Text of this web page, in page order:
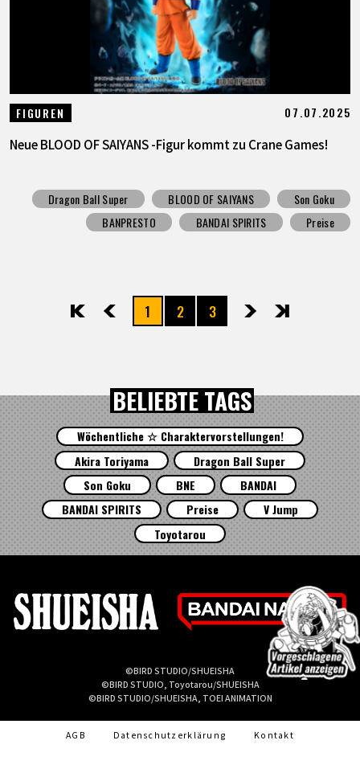
FIGUREN 07.07.2025
Neue BLOOD OF SAIYANS -Figur kommt zu Crane Games!
Dragon Ball Super BLOOD OF SAIYANS
Son Goku
BANPRESTO
BANDAI SPIRITS Preise
先頭 前へ1 2 3 次へ最後
BELIEBTE TAGS
Wöchentliche ☆ Charaktervorstellungen!
Akira Toriyama
Dragon Ball Super
Son Goku
BNE
BANDAI
BANDAI SPIRITS
Preise
V Jump
Toyotarou
©BIRD STUDIO/SHUEISHA
©BIRD STUDIO, Toyotarou/SHUEISHA
©BIRD STUDIO/SHUEISHA, TOEI ANIMATION
AGB Datenschutzerklärung Kontakt